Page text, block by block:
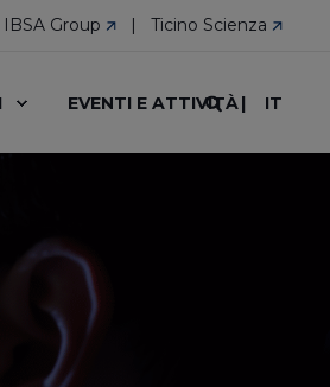
IBSA Group Ticino Scienza
EVENTI E ATTIVITÀ IT